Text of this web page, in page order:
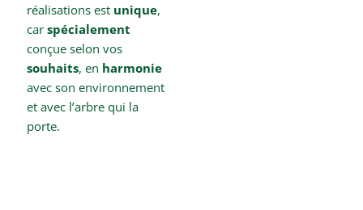
réalisations est unique,
carspécialement
conçue selon vos
souhaits, en harmonie
avec son environnement
et avec l’arbre qui la
porte.